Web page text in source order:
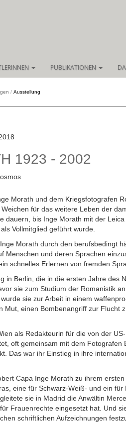
PUBLIKATIONEN
Ausstellung
1923 - 2002
Morath und dem Kriegsfotografen
für das weitere Leben der
dauern, bis Inge Morath mit der
Vollmitglied geführt wurde.
Morath durch den berufsbedingt
Menschen und deren Sprachen
schnelles Erlernen von fremden
in Berlin, die in die ersten Jahre des
sie zum Studium der Romanistik
sie zur Arbeit in einem
Mut, einen Bombenangriff zur Flucht
als Redakteurin für die von der
oft gemeinsam mit dem
Das war ihr Einstieg in ihre
Capa Inge Morath zu ihrem
eine für Schwarz-Weiß- und ein
sie in Madrid die Anwältin
Frauenrechte eingesetzt hat. Und
schriftlichen Aufzeichnungen